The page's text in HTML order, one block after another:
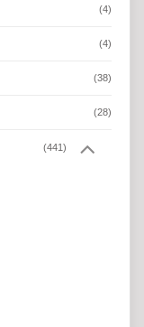
(4)
(4)
(38)
(28)
(441)